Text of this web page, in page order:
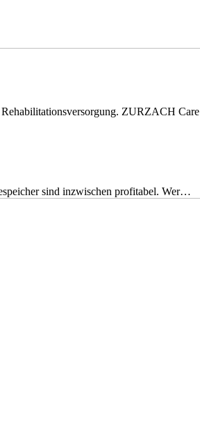
Rehabilitationsversorgung. ZURZACH
sind inzwischen profitabel. Wer…